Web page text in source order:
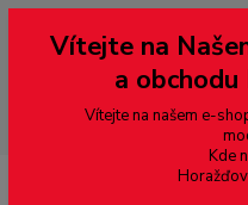
--- pro zákazníky ze Slovenska a
přepněte si e-shop na euro 💶
dobírky – pokud si z nějakého
domluvě zaslána znovu s
případě bude zrušena a účet
Vítejte na
a
Vítejte na našem e-
Kde